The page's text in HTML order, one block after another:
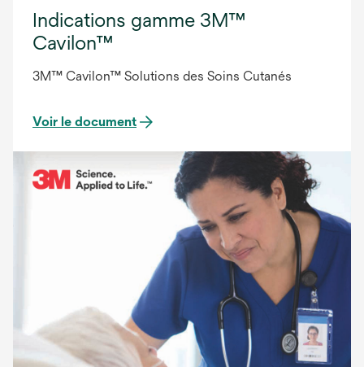
Indications gamme 3M™
Cavilon™
3M™ Cavilon™ Solutions des Soins Cutanés
Voir le document